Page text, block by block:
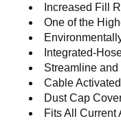
Increased Fill
One of the
Integrated-
Streamline
Cable
Dust Cap
Fits All Current